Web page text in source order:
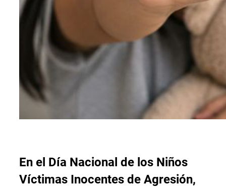
En el Día Nacional de los Niños
Víctimas Inocentes de Agresión,